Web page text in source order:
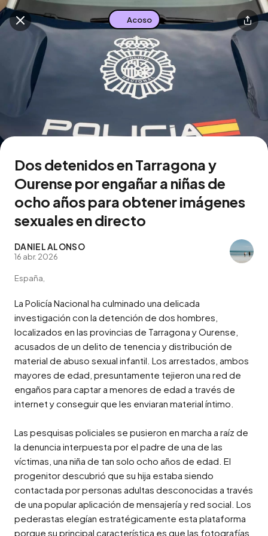
Descarga la app
Buscar en esta zona
Acoso
Dos detenidos en Tarragona y
Ourense por engañar a niñas de
ocho años para obtener imágenes
sexuales en directo
DANIEL ALONSO
16 abr. 2026
España,
La Policía Nacional ha culminado una delicada
investigación con la detención de dos hombres,
localizados en las provincias de Tarragona y Ourense,
acusados de un delito de tenencia y distribución de
material de abuso sexual infantil. Los arrestados, ambos
mayores de edad, presuntamente tejieron una red de
engaños para captar a menores de edad a través de
internet y conseguir que les enviaran material íntimo.
Las pesquisas policiales se pusieron en marcha a raíz de
la denuncia interpuesta por el padre de una de las
víctimas, una niña de tan solo ocho años de edad. El
progenitor descubrió que su hija estaba siendo
contactada por personas adultas desconocidas a través
de una popular aplicación de mensajería y red social. Los
pederastas elegían estratégicamente esta plataforma
porque su principal característica es que las fotografías